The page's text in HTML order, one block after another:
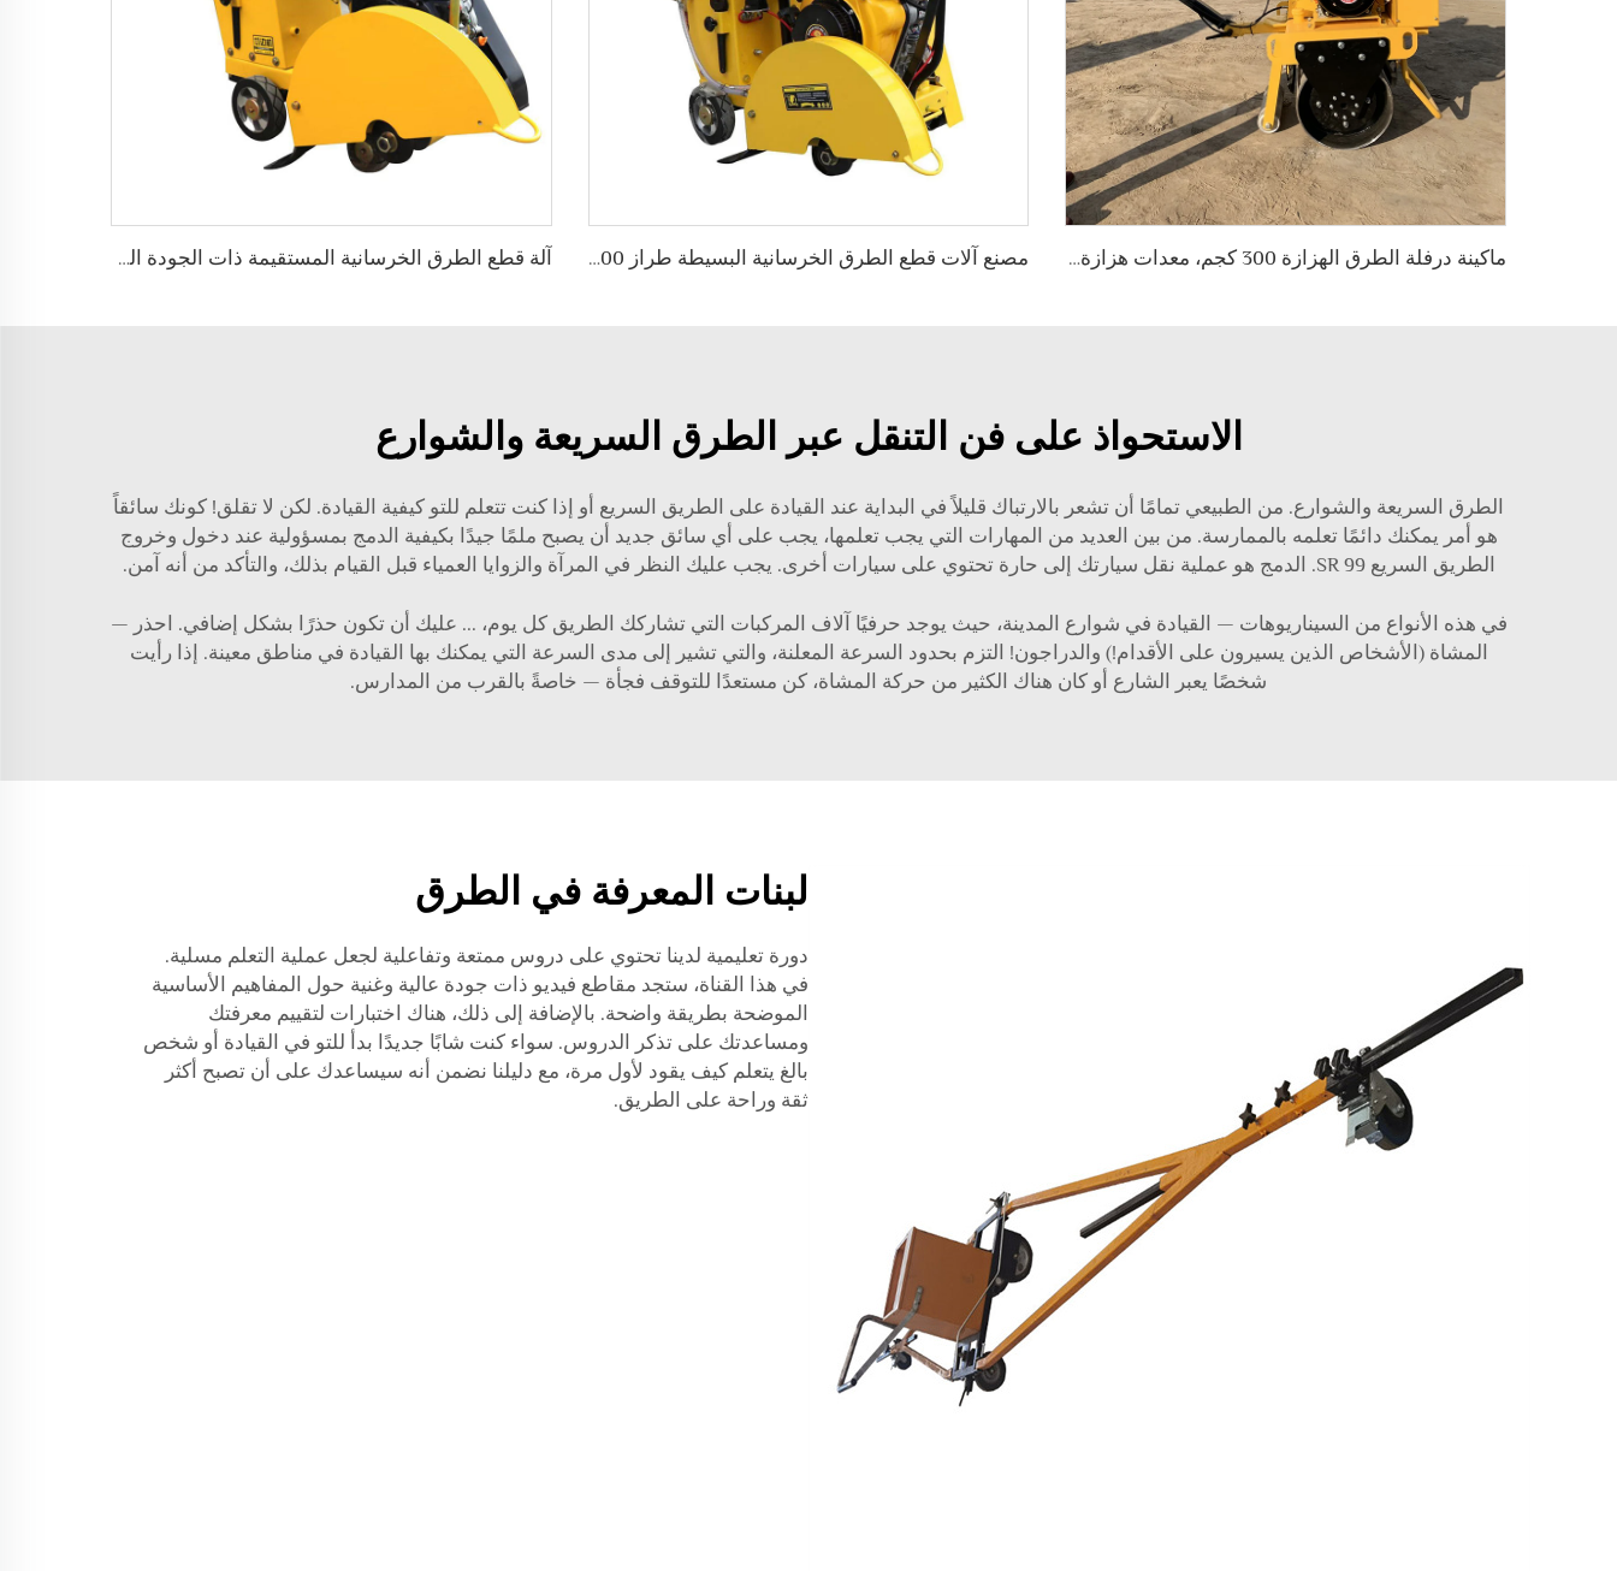
ماكينة درفلة الطرق الهزازة 300 كجم، معدات هزازة للطرق مصنع آلات قطع الطرق الخرسانية البسيطة طراز LS400 آلة قطع الطرق الخرسانية المستقيمة ذات الجودة العالية والكفاءة البسيطة للبيع بالجملة
الاستحواذ على فن التنقل عبر الطرق السريعة والشوارع
الطرق السريعة والشوارع. من الطبيعي تمامًا أن تشعر بالارتباك قليلاً في البداية عند القيادة على الطريق السريع أو إذا كنت تتعلم للتو كيفية القيادة. لكن لا تقلق! كونك سائقاً
هو أمر يمكنك دائمًا تعلمه بالممارسة. من بين العديد من المهارات التي يجب تعلمها، يجب على أي سائق جديد أن يصبح ملمًا جيدًا بكيفية الدمج بمسؤولية عند دخول وخروج
الطريق السريع SR 99. الدمج هو عملية نقل سيارتك إلى حارة تحتوي على سيارات أخرى. يجب عليك النظر في المرآة والزوايا العمياء قبل القيام بذلك، والتأكد من أنه آمن.
في هذه الأنواع من السيناريوهات — القيادة في شوارع المدينة، حيث يوجد حرفيًا آلاف المركبات التي تشاركك الطريق كل يوم، ... عليك أن تكون حذرًا بشكل إضافي. احذر —
المشاة (الأشخاص الذين يسيرون على الأقدام!) والدراجون! التزم بحدود السرعة المعلنة، والتي تشير إلى مدى السرعة التي يمكنك بها القيادة في مناطق معينة. إذا رأيت
شخصًا يعبر الشارع أو كان هناك الكثير من حركة المشاة، كن مستعدًا للتوقف فجأة — خاصةً بالقرب من المدارس.
لبنات المعرفة في الطرق
دورة تعليمية لدينا تحتوي على دروس ممتعة وتفاعلية لجعل عملية التعلم مسلية.
في هذا القناة، ستجد مقاطع فيديو ذات جودة عالية وغنية حول المفاهيم الأساسية
الموضحة بطريقة واضحة. بالإضافة إلى ذلك، هناك اختبارات لتقييم معرفتك
ومساعدتك على تذكر الدروس. سواء كنت شابًا جديدًا بدأ للتو في القيادة أو شخص
بالغ يتعلم كيف يقود لأول مرة، مع دليلنا نضمن أنه سيساعدك على أن تصبح أكثر
ثقة وراحة على الطريق.